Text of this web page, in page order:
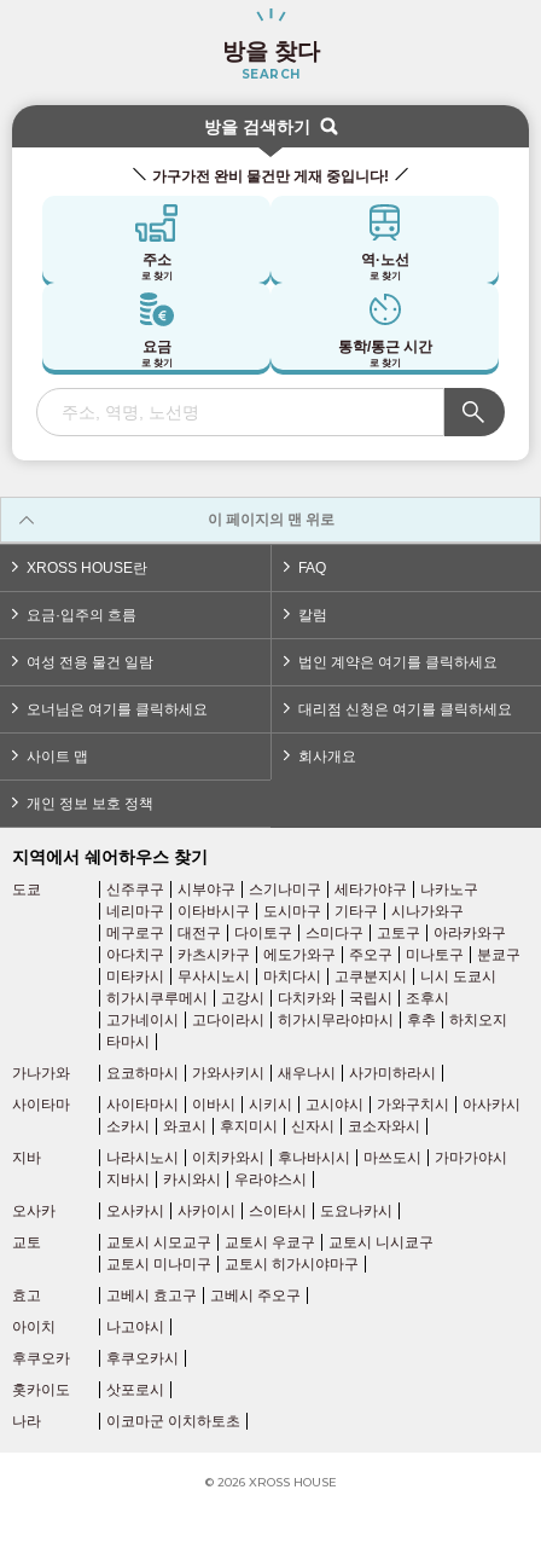
(20)
도큐 덴엔토시선
도큐 오이마치선 (43)
도큐 세타가야선 (58)
도큐 이케가미선 (34)
도큐 메구로 선
도큐 다마가와선
도큐 신요코하마선 (3)
세이부 철도
세이부 신주쿠선 (165)
세이부 이케부쿠로선 (91)
세이부 유라쿠초선 (23)
세이부 토시마선 (15)
세이부 고쿠분지선 (4)
세이부 타마코선 (5)
게이오 전철
게이오선 (110)
게이오 신선 (20)
게이오 이노카시라 선
방을 찾다
SEARCH
방을 검색하기
가구가전 완비 물건만 게재 중입니다!
주소
로 찾기
역·노선
로 찾기
요금
로 찾기
통학/통근 시간
로 찾기
이 페이지의 맨 위로
XROSS HOUSE란 FAQ
요금·입주의 흐름 칼럼
여성 전용 물건 일람 법인 계약은 여기를 클릭하세요
오너님은 여기를 클릭하세요 대리점 신청은 여기를 클릭하세요
사이트 맵 회사개요
개인 정보 보호 정책
지역에서 쉐어하우스 찾기
도쿄 신주쿠구 시부야구 스기나미구 세타가야구
나카노구
네리마구
이타바시구 도시마구 기타구
시나가와구
메구로구
대전구 다이토구 스미다구 고토구
아라카와구
아다치구
카츠시카구 에도가와구 주오구 미나토구
분쿄구
미타카시
무사시노시 마치다시 고쿠분지시
니시 도쿄시
히가시쿠루메시
고강시 다치카와 국립시
조후시
고가네이시
고다이라시 히가시무라야마시 후추
하치오지
타마시
가나가와
요코하마시 가와사키시 새우나시
사가미하라시
사이타마
사이타마시 이바시 시키시 고시야시 가와구치시
아사카시
소카시
와코시 후지미시 신자시
코소자와시
지바
나라시노시 이치카와시 후나바시시 마쓰도시
가마가야시
지바시
카시와시
우라야스시
오사카
오사카시 사카이시 스이타시
도요나카시
교토
교토시 시모교구 교토시 우쿄구
교토시 니시쿄구
교토시 미나미구
교토시 히가시야마구
효고
고베시 효고구
고베시 주오구
아이치
나고야시
후쿠오카
후쿠오카시
홋카이도
삿포로시
나라
이코마군 이치하토초
© 2026 XROSS HOUSE